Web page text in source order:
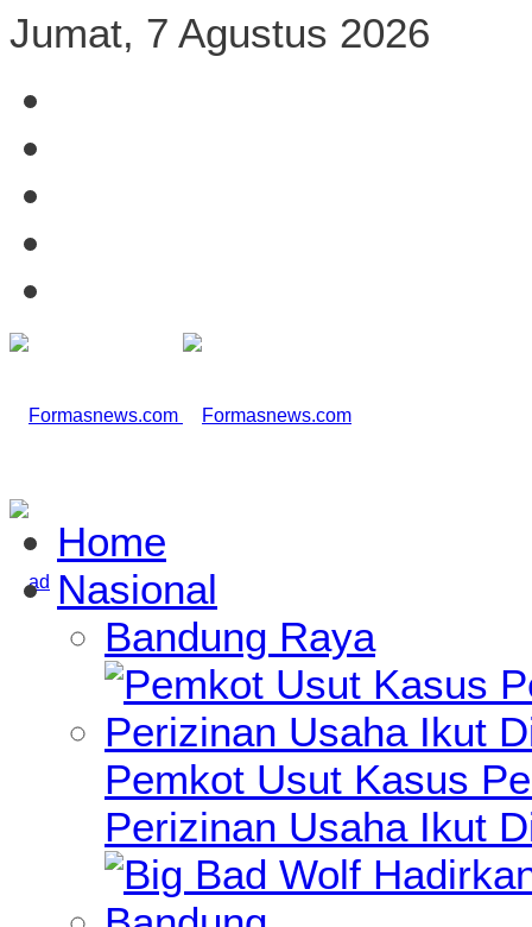
Jumat, 7 Agustus 2026
Home
Nasional
Bandung Raya
Pemkot Usut Kasus
Perizinan Usaha Ikut